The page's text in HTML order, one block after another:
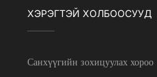
ХЭРЭГТЭЙ ХОЛБООСУУД
Санхүүгийн зохицуулах хороо